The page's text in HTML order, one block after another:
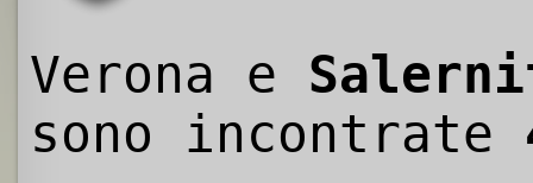
Verona e
sono incontrate